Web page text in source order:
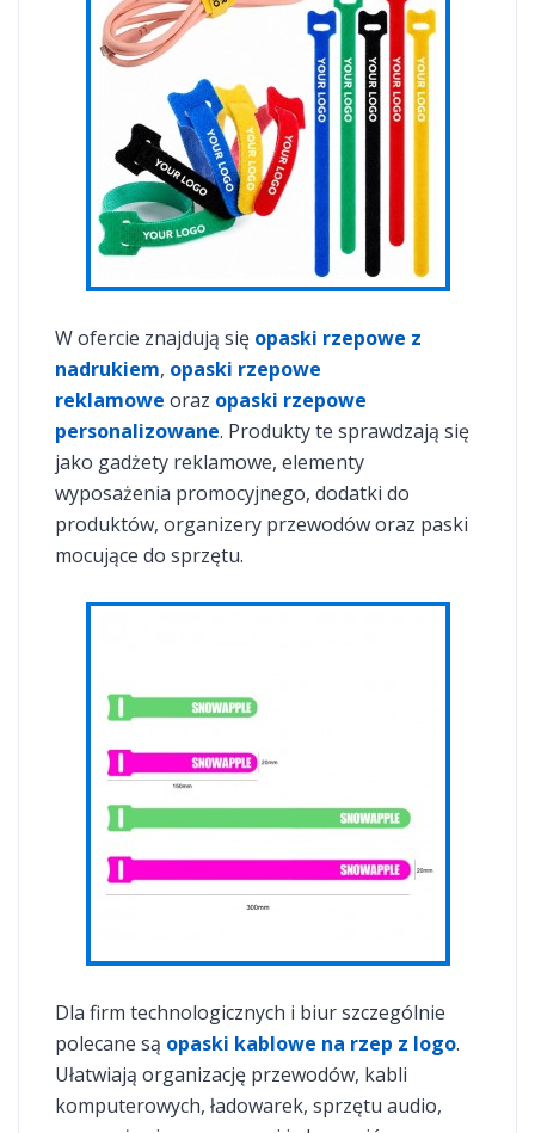
W ofercie znajdują się opaski rzepowe z
nadrukiem, opaski rzepowe
reklamowe oraz opaski rzepowe
personalizowane. Produkty te sprawdzają się
jako gadżety reklamowe, elementy
wyposażenia promocyjnego, dodatki do
produktów, organizery przewodów oraz paski
mocujące do sprzętu.
Dla firm technologicznych i biur szczególnie
polecane są opaski kablowe na rzep z logo.
Ułatwiają organizację przewodów, kabli
komputerowych, ładowarek, sprzętu audio,